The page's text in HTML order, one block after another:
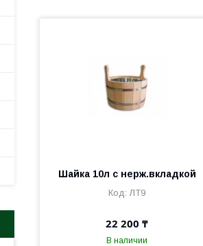
Шайка 10л с нерж.вкладкой
ЛТ9
22 200 ₸
В наличии